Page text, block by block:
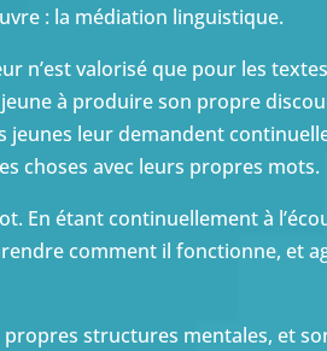
: la médiation linguistique.
n’est valorisé que pour les
jeune à produire son propre
jeunes leur demandent
choses avec leurs propres mots.
En étant continuellement à
comment il fonctionne, et
structures mentales, et